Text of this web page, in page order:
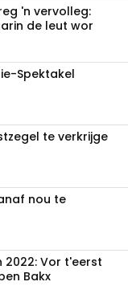
'n vervolleg:
de leut wor
Spektakel
te verkrijge
nou te
2022: Vor t'eerst
Bakx